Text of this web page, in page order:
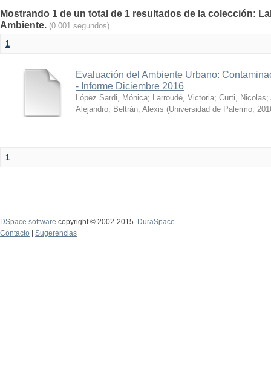
Mostrando 1 de un total de 1 resultados de la colección:
Ambiente. (0.001 segundos)
1
Evaluación del Ambiente Urbano:
- Informe Diciembre 2016
López Sardi, Mónica; Larroudé, Victoria; Curti, Nicolas;
Alejandro; Beltrán, Alexis (Universidad de Palermo,
1
DSpace software copyright © 2002-2015
DuraSpace
Contacto
Sugerencias